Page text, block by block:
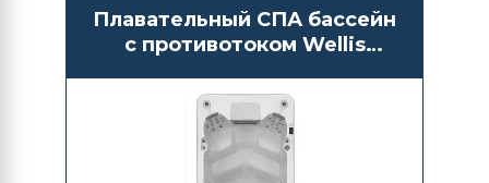
Плавательный СПА бассейн
с противотоком Wellis